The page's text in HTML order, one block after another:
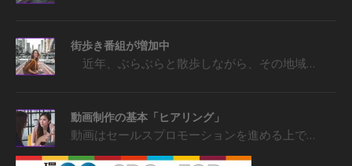
街歩き番組が増加中
近年、ぶらぶらと散歩しながら、その地域…
動画制作の基本「ヒアリング」
動画はセールスプロモーションを進める上で…